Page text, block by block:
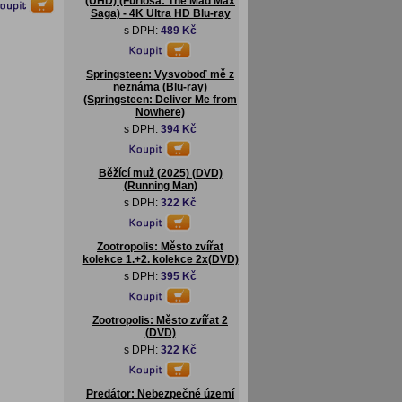
Saga) - 4K Ultra HD Blu-ray
s DPH: 489 Kč
Springsteen: Vysvoboď mě z
neznáma (Blu-ray)
(Springsteen: Deliver Me from
Nowhere)
s DPH: 394 Kč
Běžící muž (2025) (DVD)
(Running Man)
s DPH: 322 Kč
Zootropolis: Město zvířat
kolekce 1.+2. kolekce 2x(DVD)
s DPH: 395 Kč
Zootropolis: Město zvířat 2
(DVD)
s DPH: 322 Kč
Predátor: Nebezpečné území